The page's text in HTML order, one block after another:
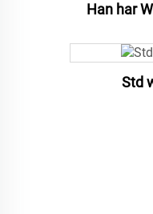
Han har
Std